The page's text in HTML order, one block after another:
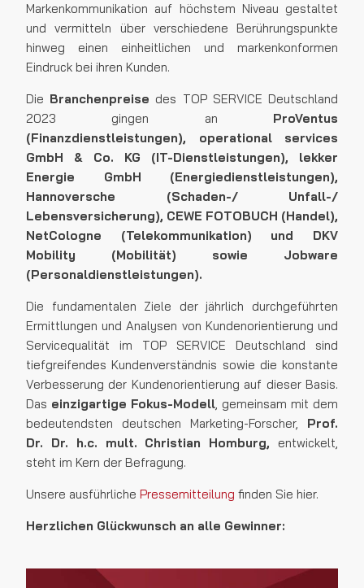
Markenkommunikation auf höchstem Niveau gestaltet
und vermitteln über verschiedene Berührungspunkte
hinweg einen einheitlichen und markenkonformen
Eindruck bei ihren Kunden.
Die Branchenpreise des TOP SERVICE Deutschland
2023 gingen an ProVentus
(Finanzdienstleistungen), operational services
GmbH & Co. KG (IT-Dienstleistungen), lekker
Energie GmbH (Energiedienstleistungen),
Hannoversche (Schaden-/ Unfall-/
Lebensversicherung), CEWE FOTOBUCH (Handel),
NetCologne (Telekommunikation) und DKV
Mobility (Mobilität) sowie Jobware
(Personaldienstleistungen).
Die fundamentalen Ziele der jährlich durchgeführten
Ermittlungen und Analysen von Kundenorientierung und
Servicequalität im TOP SERVICE Deutschland sind
tiefgreifendes Kundenverständnis sowie die konstante
Verbesserung der Kundenorientierung auf dieser Basis.
Das einzigartige Fokus-Modell, gemeinsam mit dem
bedeutendsten deutschen Marketing-Forscher, Prof.
Dr. Dr. h.c. mult. Christian Homburg, entwickelt,
steht im Kern der Befragung.
Unsere ausführliche Pressemitteilung finden Sie hier.
Herzlichen Glückwunsch an alle Gewinner: